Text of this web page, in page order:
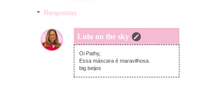
Respostas
Lulu on the sky
segunda-feira, fevereiro 11, 2019
Oi Pathy,
Essa máscara é maravilhosa.
big beijos